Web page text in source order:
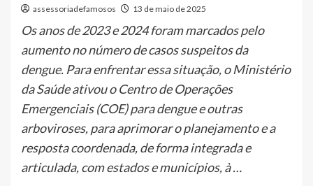
assessoriadefamosos 13 de maio de 2025
Os anos de 2023 e 2024 foram marcados pelo
aumento no número de casos suspeitos da
dengue. Para enfrentar essa situação, o Ministério
da Saúde ativou o Centro de Operações
Emergenciais (COE) para dengue e outras
arboviroses, para aprimorar o planejamento e a
resposta coordenada, de forma integrada e
articulada, com estados e municípios, à …